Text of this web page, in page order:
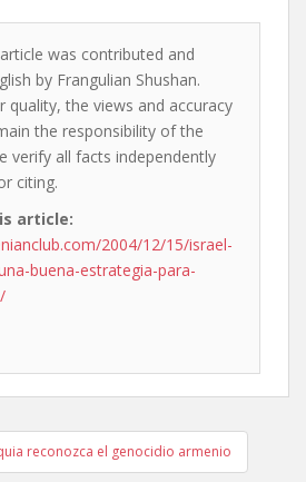
was contributed and
by Frangulian Shushan.
quality, the views and accuracy
the responsibility of the
verify all facts independently
citing.
article:
2004/12/15/israel-
buena-estrategia-para-
reconozca el genocidio armenio